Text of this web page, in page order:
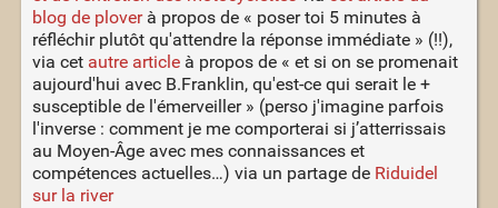
blog de ploverà propos de « poser toi 5 minutes à
réfléchir plutôt qu'attendre la réponse immédiate » (!!),
via cet autre articleà propos de « et si on se promenait
aujourd'hui avec B.Franklin, qu'est-ce qui serait le +
susceptible de l'émerveiller » (perso j'imagine parfois
l'inverse : comment je me comporterai si j’atterrissais
au Moyen-Âge avec mes connaissances et
compétences actuelles…) via un partage de Riduidel
sur la river